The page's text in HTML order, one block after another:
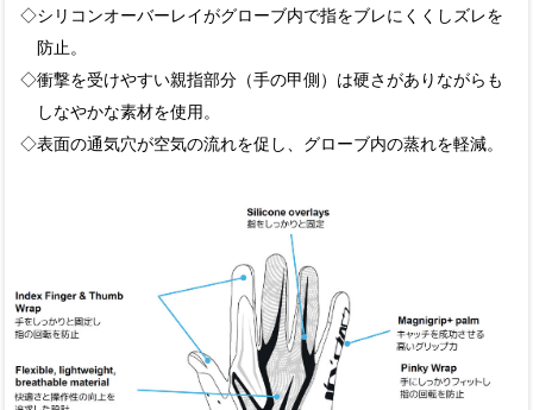
◇シリコンオーバーレイがグローブ内で指をブレにくくしズレを
防止。
◇衝撃を受けやすい親指部分（手の甲側）は硬さがありながらも
しなやかな素材を使用。
◇表面の通気穴が空気の流れを促し、グローブ内の蒸れを軽減。